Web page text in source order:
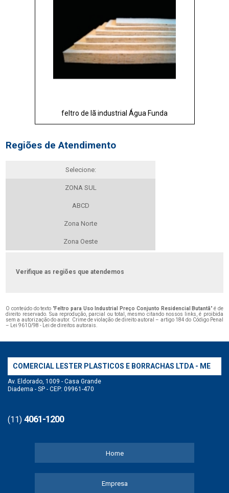
feltro de lã industrial Água Funda
Regiões de Atendimento
Selecione:
ZONA SUL
ABCD
Zona Norte
Zona Oeste
Verifique as regiões que atendemos
O conteúdo do texto "Feltro para Uso Industrial Preço Conjunto Residencial Butantã" é de
direito reservado. Sua reprodução, parcial ou total, mesmo citando nossos links, é proibida
sem a autorização do autor. Crime de violação de direito autoral – artigo 184 do Código Penal
–
Lei 9610/98 - Lei de direitos autorais
COMERCIAL LESTER PLASTICOS E BORRACHAS LTDA - ME
Av. Eldorado, 1009 - Casa Grande
Diadema - SP - CEP: 09961-470
(11) 4061-1200
Home
Empresa